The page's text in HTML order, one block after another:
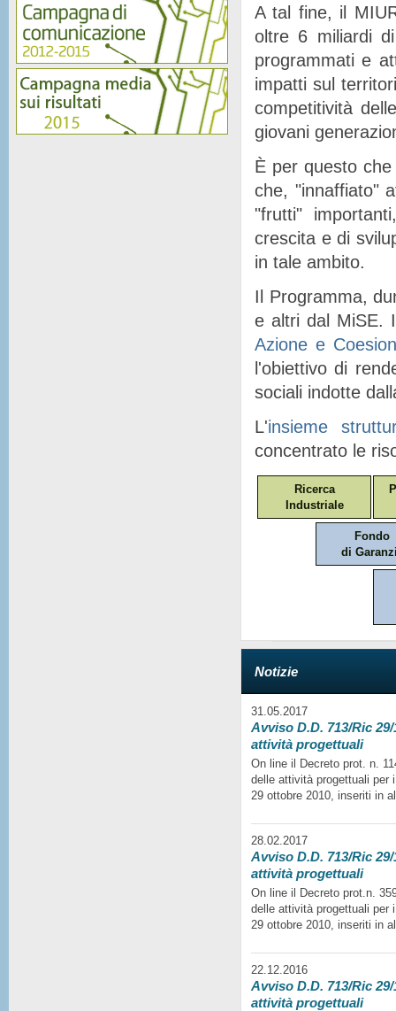
A tal fine, il
oltre 6 miliardi
programmati e
impatti sul
competitività
giovani
È per questo
che, "innaffiato"
"frutti"
crescita e di
in tale ambito.
Il Programma,
e altri dal MiSE.
Azione e
l'obiettivo di
sociali indotte
L'insieme
concentrato le
Ricerca
Industriale
Fondo
di
Notizie
31.05.2017
Avviso D.D. 713/Ric
attività progettuali
On line il Decreto prot. n.
delle attività progettuali per
29 ottobre 2010, inseriti in
28.02.2017
Avviso D.D. 713/Ric
attività progettuali
On line il Decreto prot.n.
delle attività progettuali per
29 ottobre 2010, inseriti in
22.12.2016
Avviso D.D. 713/Ric
attività progettuali